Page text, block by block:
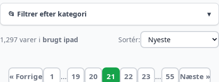
📂 Filtrer efter kategori ▾
1,297 varer i brugt ipad Sortér:
« Forrige 1 … 19 20 21 22 23 … 55 Næste »